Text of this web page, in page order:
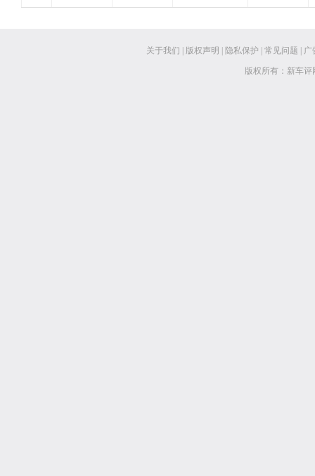
关于我们 版权声明 隐私保护 常见问题 广
版权所有：新车评